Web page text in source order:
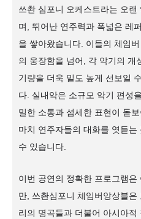
쓰촨 심포니 오케스트라는 오
며, 뛰어난 연주력과 폭넓은 레
을 쌓아왔습니다. 이들의 체임
의 웅장함을 넘어, 각 악기의 개
기량을 더욱 밀도 높게 선보일
다. 실내악은 소규모 악기 편성
밀한 소통과 섬세한 표현이 돋
마치 연주자들의 대화를 엿듣
수 있습니다.
이번 공연의 정확한 프로그램은
만, 쓰촨심포니 체임버앙상블은
리의 명곡들과 더불어 아시아적